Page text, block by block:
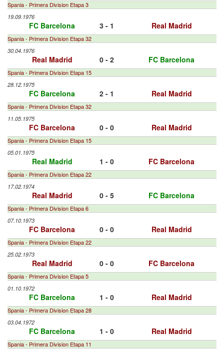
Spania - Primera Division Etapa 3
19.09.1976
FC Barcelona 3 - 1 Real Madrid
Spania - Primera Division Etapa 32
30.04.1976
Real Madrid 0 - 2 FC Barcelona
Spania - Primera Division Etapa 15
28.12.1975
FC Barcelona 2 - 1 Real Madrid
Spania - Primera Division Etapa 32
11.05.1975
FC Barcelona 0 - 0 Real Madrid
Spania - Primera Division Etapa 15
05.01.1975
Real Madrid 1 - 0 FC Barcelona
Spania - Primera Division Etapa 22
17.02.1974
Real Madrid 0 - 5 FC Barcelona
Spania - Primera Division Etapa 6
07.10.1973
FC Barcelona 0 - 0 Real Madrid
Spania - Primera Division Etapa 22
25.02.1973
Real Madrid 0 - 0 FC Barcelona
Spania - Primera Division Etapa 5
01.10.1972
FC Barcelona 1 - 0 Real Madrid
Spania - Primera Division Etapa 28
03.04.1972
FC Barcelona 1 - 0 Real Madrid
Spania - Primera Division Etapa 11